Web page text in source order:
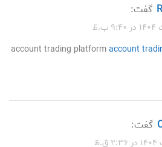
گفت:
account trading platformaccount
گفت: